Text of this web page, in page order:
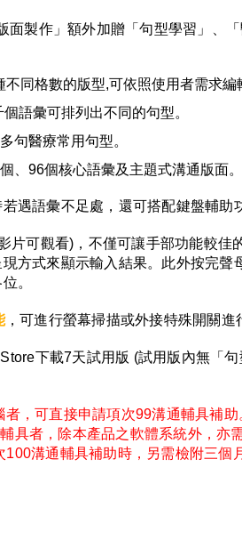
面製作」額外加贈「句型學習」、
不同格數的版型,可依照使用者需求編
個語彙可排列出不同的句型。
句醫療常用句型。
、96個核心語彙及主題式溝通版面。
遇語彙不足處，還可搭配鍵盤輔助
片可觀看)，不僅可讓手部功能較佳
現方式來顯示輸入結果。此外按完
。
，可進行螢幕掃描或外接特殊開關進
下載7天試用版 (試用版內無「
，可直接申請項次99溝通輔具補助
具者，除本產品之軟體系統外，亦
100溝通輔具補助時，另需檢附三